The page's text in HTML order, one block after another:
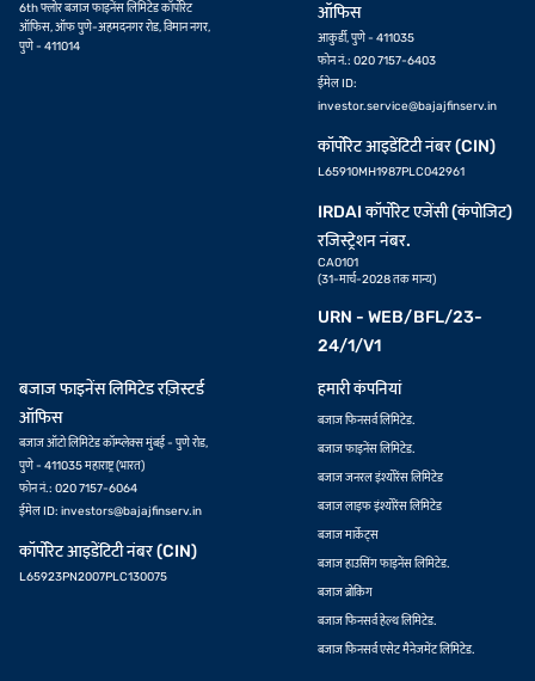
6th फ्लोर बजाज फाइनेंस लिमिटेड कॉर्पोरेट
ऑफिस, ऑफ पुणे-अहमदनगर रोड, विमान नगर,
पुणे - 411014
ऑफिस
आकुर्डी, पुणे - 411035
फोन नं.: 020 7157-6403
ईमेल ID:
investor.service@bajajfinserv.in
कॉर्पोरेट आइडेंटिटी नंबर (CIN)
L65910MH1987PLC042961
IRDAI कॉर्पोरेट एजेंसी (कंपोजिट)
रजिस्ट्रेशन नंबर.
CA0101
(31-मार्च-2028 तक मान्य)
URN - WEB/BFL/23-
24/1/V1
बजाज फाइनेंस लिमिटेड रज़िस्टर्ड
ऑफिस
बजाज ऑटो लिमिटेड कॉम्प्लेक्स मुंबई - पुणे रोड,
पुणे - 411035 महाराष्ट्र (भारत)
फोन नं.: 020 7157-6064
ईमेल ID: investors@bajajfinserv.in
कॉर्पोरेट आइडेंटिटी नंबर (CIN)
L65923PN2007PLC130075
हमारी कंपनियां
बजाज फिनसर्व लिमिटेड.
बजाज फाइनेंस लिमिटेड.
बजाज जनरल इंश्योरेंस लिमिटेड
बजाज लाइफ इंश्योरेंस लिमिटेड
बजाज मार्केट्स
बजाज हाउसिंग फाइनेंस लिमिटेड.
बजाज ब्रोकिंग
बजाज फिनसर्व हेल्थ लिमिटेड.
बजाज फिनसर्व एसेट मैनेजमेंट लिमिटेड.